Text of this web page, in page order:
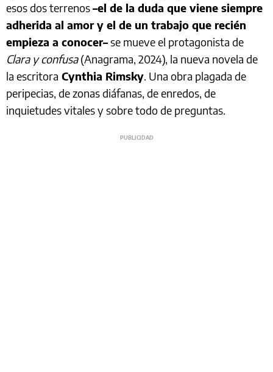
esos dos terrenos–el de la duda que viene siempre
adherida al amor y el de un trabajo que recién
empieza a conocer–se mueve el protagonista de
Clara y confusa(Anagrama, 2024), la nueva novela de
la escritora Cynthia Rimsky. Una obra plagada de
peripecias, de zonas diáfanas, de enredos, de
inquietudes vitales y sobre todo de preguntas.